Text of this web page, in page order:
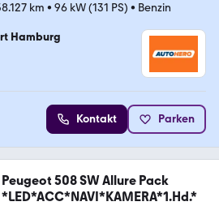
km • 96 kW (131 PS) • Benzin
Hamburg
Kontakt Parken
Peugeot 508 SW Allure Pack
*LED*ACC*NAVI*KAMERA*1.Hd.*